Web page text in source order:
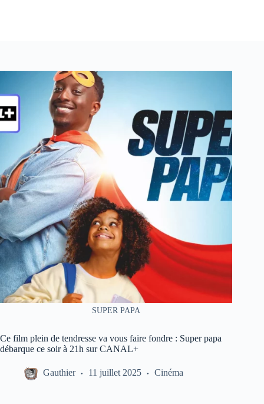
SUPER PAPA
Ce film plein de tendresse va vous faire fondre : Super papa
débarque ce soir à 21h sur CANAL+
Gauthier 11 juillet 2025 Cinéma